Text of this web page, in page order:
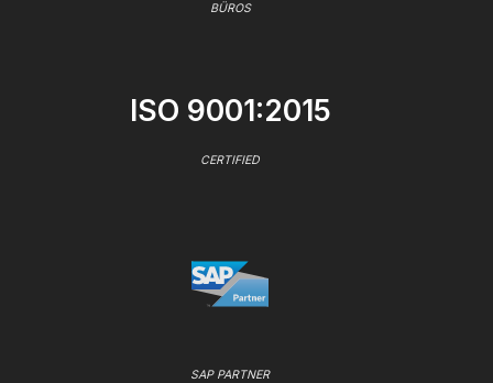
BÜROS
ISO 9001:2015
CERTIFIED
SAP PARTNER